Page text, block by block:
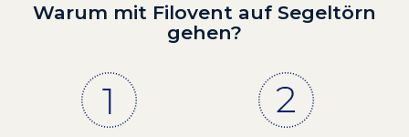
Warum mit Filovent auf Segeltörn
gehen?